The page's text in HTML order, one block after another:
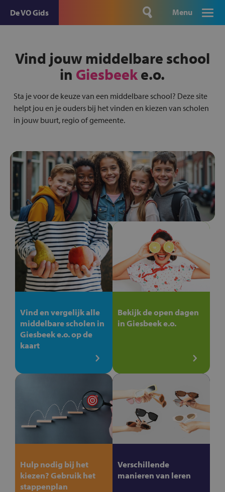
De VO Gids Menu
Vind jouw middelbare school
in Giesbeeke.o.
Sta je voor de keuze van een middelbare school? Deze site
helpt jou en je ouders bij het vinden en kiezen van scholen
in jouw buurt, regio of gemeente.
Vind en vergelijk alle
middelbare scholen in
Giesbeek e.o. op de
kaart
Bekijk de open dagen
in Giesbeek e.o.
Hulp nodig bij het
kiezen? Gebruik het
stappenplan
Verschillende
manieren van leren